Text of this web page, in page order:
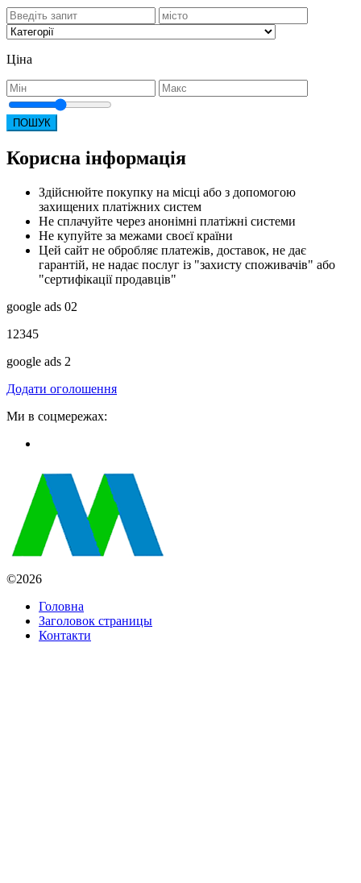
Ціна
ПОШУК
Корисна інформація
Здійснюйте покупку на місці або з допомогою
захищених платіжних систем
Не сплачуйте через анонімні платіжні системи
Не купуйте за межами своєї країни
Цей сайт не обробляє платежів, доставок, не дає
гарантій, не надає послуг із "захисту споживачів" або
"сертифікації продавців"
google ads 02
12345
google ads 2
Додати оголошення
Ми в соцмережах:
©2026
Головна
Заголовок страницы
Контакти